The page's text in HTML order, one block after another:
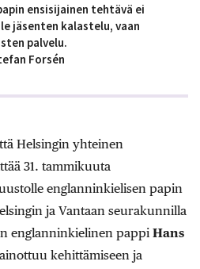
ensisijainen tehtävä ei
jäsenten kalastelu, vaan
palvelu.
Forsén
Helsingin yhteinen
31. tammikuuta
englanninkielisen papin
ja Vantaan seurakunnilla
englanninkielinen pappi Hans
kehittämiseen ja